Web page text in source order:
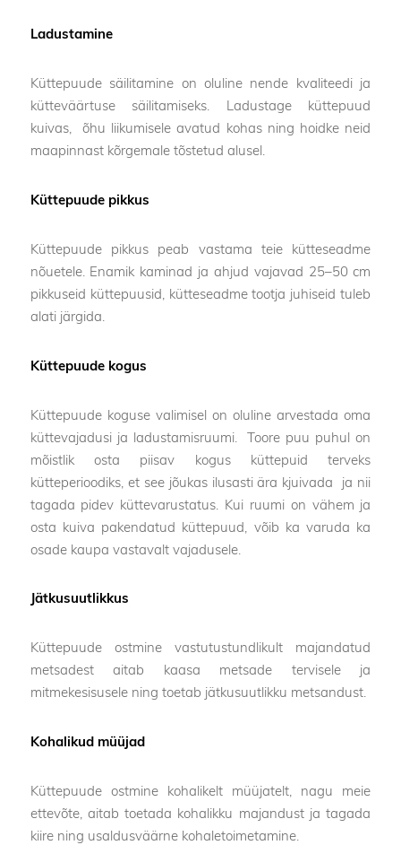
Ladustamine
Küttepuude säilitamine on oluline nende kvaliteedi ja
kütteväärtuse säilitamiseks. Ladustage küttepuud
kuivas, õhu liikumisele avatud kohas ning hoidke neid
maapinnast kõrgemale tõstetud alusel.
Küttepuude pikkus
Küttepuude pikkus peab vastama teie kütteseadme
nõuetele. Enamik kaminad ja ahjud vajavad 25–50 cm
pikkuseid küttepuusid, kütteseadme tootja juhiseid tuleb
alati järgida.
Küttepuude kogus
Küttepuude koguse valimisel on oluline arvestada oma
küttevajadusi ja ladustamisruumi. Toore puu puhul on
mõistlik osta piisav kogus küttepuid terveks
kütteperioodiks, et see jõukas ilusasti ära kjuivada ja nii
tagada pidev küttevarustatus. Kui ruumi on vähem ja
osta kuiva pakendatud küttepuud, võib ka varuda ka
osade kaupa vastavalt vajadusele.
Jätkusuutlikkus
Küttepuude ostmine vastutustundlikult majandatud
metsadest aitab kaasa metsade tervisele ja
mitmekesisusele ning toetab jätkusuutlikku metsandust.
Kohalikud müüjad
Küttepuude ostmine kohalikelt müüjatelt, nagu meie
ettevõte, aitab toetada kohalikku majandust ja tagada
kiire ning usaldusväärne kohaletoimetamine.